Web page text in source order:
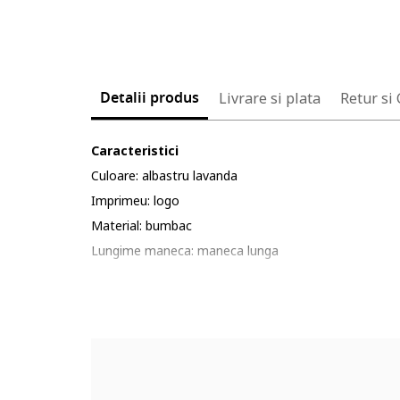
Detalii produs Livrare si plata Retur si
Caracteristici
Culoare: albastru lavanda
Imprimeu: logo
Material: bumbac
Lungime maneca: maneca lunga